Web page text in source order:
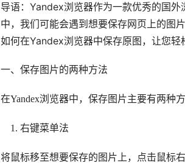
导语：Yandex浏览器作为一款优秀的国
中，我们可能会遇到想要保存网页上的图
如何在Yandex浏览器中保存原图，让您轻
一、保存图片的两种方法
在Yandex浏览器中，保存图片主要有两种
右键菜单法
将鼠标移至想要保存的图片上，点击鼠标